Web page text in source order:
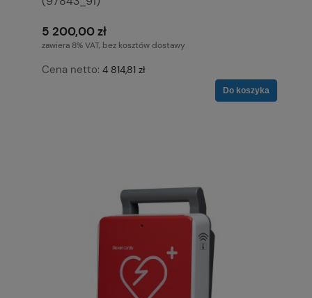
5 200,00 zł
zawiera 8% VAT, bez kosztów dostawy
Cena netto: 4 814,81 zł
Do koszyka